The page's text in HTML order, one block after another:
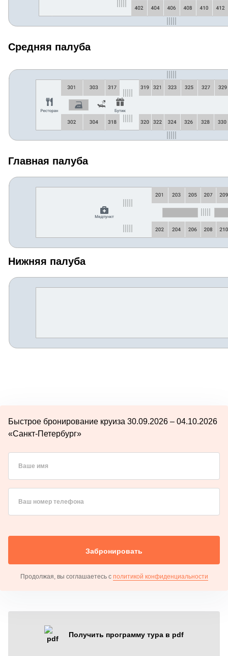
Средняя палуба
Главная палуба
Нижняя палуба
Быстрое бронирование круиза 30.09.2026 – 04.10.2026
«Санкт-Петербург»
Ваше имя
Ваш номер телефона
Забронировать
Продолжая, вы соглашаетесь с политикой конфиденциальности
Получить программу тура в pdf